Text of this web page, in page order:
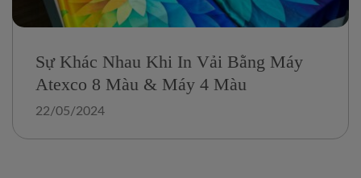
Sự Khác Nhau Khi In Vải Bằng Máy
Atexco 8 Màu & Máy 4 Màu
22/05/2024